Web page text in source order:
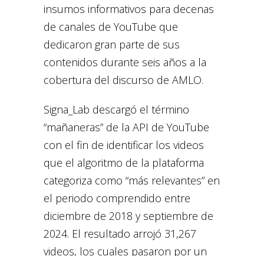
insumos informativos para decenas
de canales de YouTube que
dedicaron gran parte de sus
contenidos durante seis años a la
cobertura del discurso de AMLO.
Signa_Lab descargó el término
“mañaneras” de la API de YouTube
con el fin de identificar los videos
que el algoritmo de la plataforma
categoriza como “más relevantes” en
el periodo comprendido entre
diciembre de 2018 y septiembre de
2024. El resultado arrojó 31,267
videos, los cuales pasaron por un